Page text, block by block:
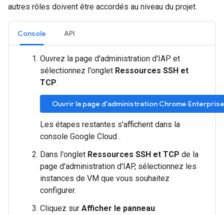
autres rôles doivent être accordés au niveau du projet.
Console API
Ouvrez la page d'administration d'IAP et
sélectionnez l'onglet Ressources SSH et
TCP.
Ouvrir la page d'administration Chrome
Les étapes restantes s'affichent dans la
console Google Cloud .
Dans l'onglet Ressources SSH et TCP de la
page d'administration d'IAP, sélectionnez les
instances de VM que vous souhaitez
configurer.
Cliquez sur Afficher le panneau